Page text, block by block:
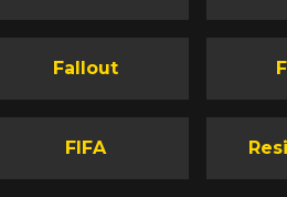
Fallout
FIFA